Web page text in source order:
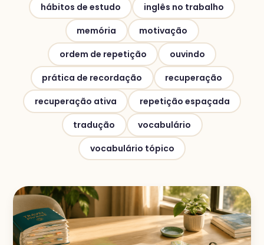
hábitos de estudo
inglês no trabalho
memória
motivação
ordem de repetição
ouvindo
prática de recordação
recuperação
recuperação ativa
repetição espaçada
tradução
vocabulário
vocabulário tópico